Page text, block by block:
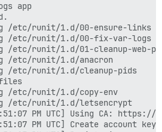
app
/etc/runit/1.d/00-ensure-links
/etc/runit/1.d/00-fix-var-logs
/etc/runit/1.d/01-cleanup-web-
/etc/runit/1.d/anacron
/etc/runit/1.d/cleanup-pids
files
/etc/runit/1.d/copy-env
/etc/runit/1.d/letsencrypt
PM UTC] Using CA:
PM UTC] Create account key